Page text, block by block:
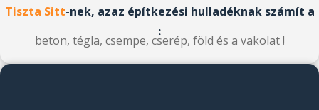
Tiszta Sitt-nek, azaz építkezési hulladéknak számít a
:
beton, tégla, csempe, cserép, föld és a vakolat !